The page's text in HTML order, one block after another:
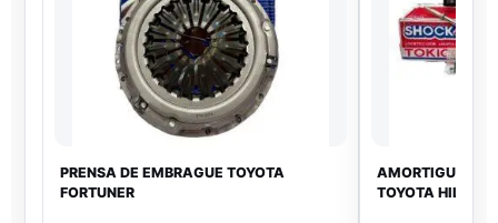
PRENSA DE EMBRAGUE TOYOTA
FORTUNER
TOYOTA HILUX